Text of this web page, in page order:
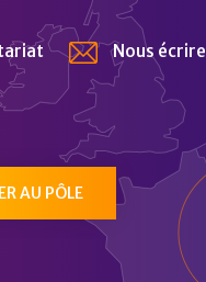
du Futur
Nous écrire
AU PÔLE